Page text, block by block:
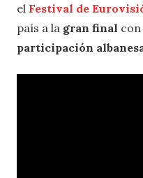
el Festival de
país a la gran final con
participación